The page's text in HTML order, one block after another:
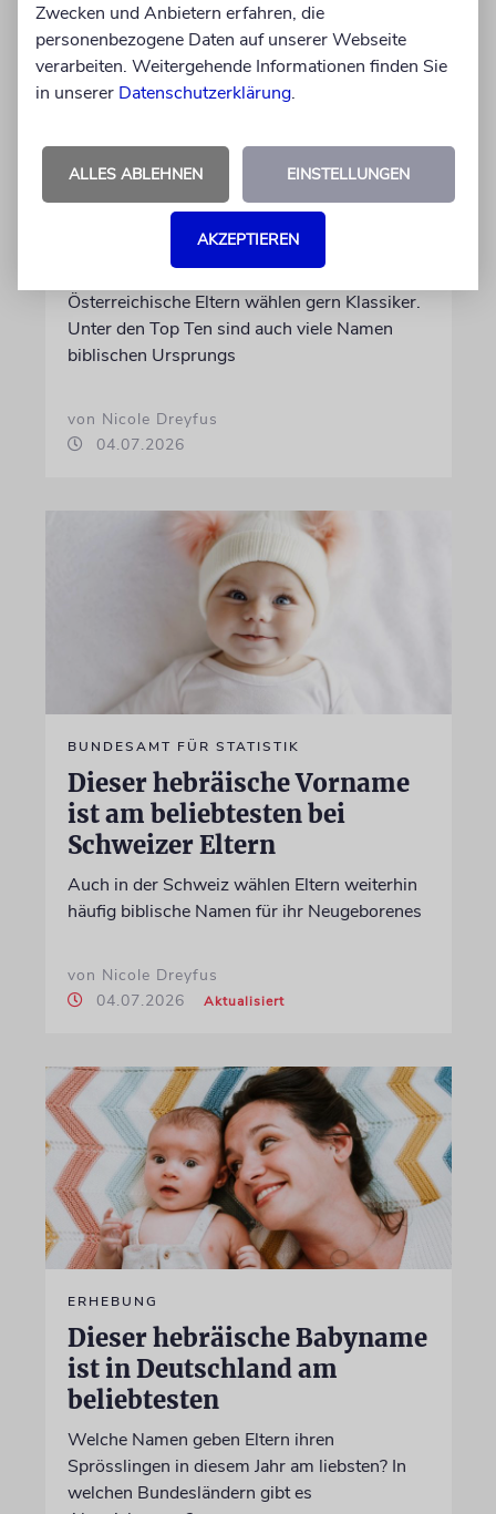
STATISTIK
Diese hebräischen
Vornamen in Österreich sind
am beliebtesten
Österreichische Eltern wählen gern Klassiker.
Unter den Top Ten sind auch viele Namen
biblischen Ursprungs
von Nicole Dreyfus
04.07.2026
BUNDESAMT FÜR STATISTIK
Dieser hebräische Vorname
ist am beliebtesten bei
Schweizer Eltern
Auch in der Schweiz wählen Eltern weiterhin
häufig biblische Namen für ihr Neugeborenes
von Nicole Dreyfus
04.07.2026
Aktualisiert
ERHEBUNG
Dieser hebräische Babyname
ist in Deutschland am
beliebtesten
Welche Namen geben Eltern ihren
Sprösslingen in diesem Jahr am liebsten? In
welchen Bundesländern gibt es
Zwecken und Anbietern erfahren, die
personenbezogene Daten auf unserer Webseite
verarbeiten. Weitergehende Informationen finden Sie
in unserer Datenschutzerklärung.
ALLES ABLEHNEN EINSTELLUNGEN
AKZEPTIEREN